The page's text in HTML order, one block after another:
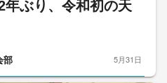
ぶり、令和初の天
部 5月31日